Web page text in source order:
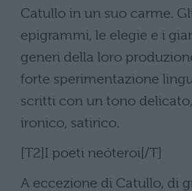
Catullo in un suo carme.
epigrammi, le elegie e i
generi della loro
forte sperimentazione
scritti con un tono
ironico, satirico.
[T2]I poeti neóteroi[/T]
A eccezione di Catullo, di